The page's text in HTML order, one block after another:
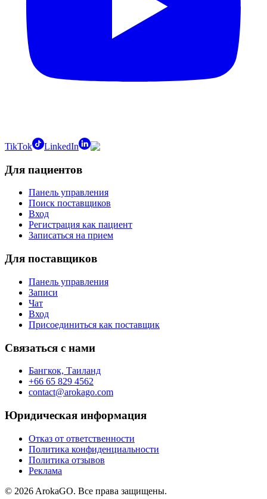
TikTok LinkedIn
Для пациентов
Панель управления
Поиск поставщиков
Вход
Регистрация как пациент
Записаться на прием
Для поставщиков
Панель управления
Записи
Чат
Вход
Присоединиться как поставщик
Связаться с нами
Бангкок, Таиланд
+66 65 829 4562
contact@arokago.com
Юридическая информация
Отказ от ответственности
Политика конфиденциальности
Политика отзывов
Реклама
© 2026 ArokaGO. Все права защищены.